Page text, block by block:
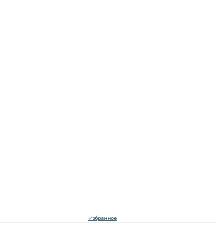
Избранное